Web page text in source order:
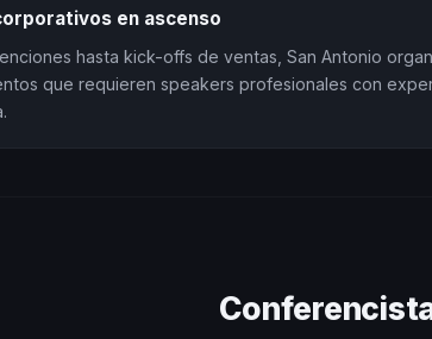
en ascenso
hasta kick-offs de ventas, San Antonio
que requieren speakers profesionales con